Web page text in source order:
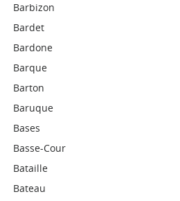
Barbizon
Bardet
Bardone
Barque
Barton
Baruque
Bases
Basse-Cour
Bataille
Bateau